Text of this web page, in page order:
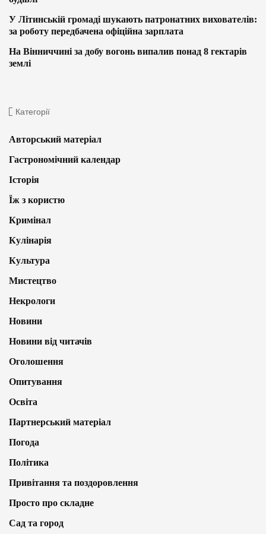
У Літинській громаді шукають патронатних вихователів:
за роботу передбачена офіційна зарплата
На Вінниччині за добу вогонь випалив понад 8 гектарів
землі
Категорії
Авторський матеріал
Гастрономічний календар
Історія
Їж з користю
Кримінал
Кулінарія
Культура
Мистецтво
Некрологи
Новини
Новини від читачів
Оголошення
Опитування
Освіта
Партнерський матеріал
Погода
Політика
Привітання та поздоровлення
Просто про складне
Сад та город